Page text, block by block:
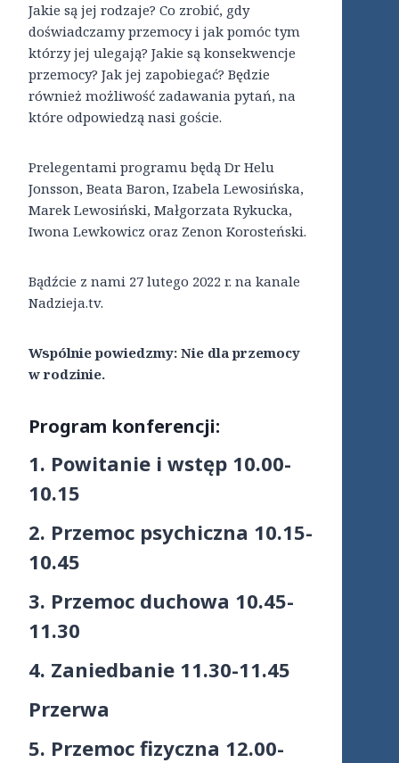
Jakie są jej rodzaje? Co zrobić, gdy
doświadczamy przemocy i jak pomóc tym
którzy jej ulegają? Jakie są konsekwencje
przemocy? Jak jej zapobiegać? Będzie
również możliwość zadawania pytań, na
które odpowiedzą nasi goście.
Prelegentami programu będą Dr Helu
Jonsson, Beata Baron, Izabela Lewosińska,
Marek Lewosiński, Małgorzata Rykucka,
Iwona Lewkowicz oraz Zenon Korosteński.
Bądźcie z nami 27 lutego 2022 r. na kanale
Nadzieja.tv.
Wspólnie powiedzmy: Nie dla przemocy
w rodzinie.
Program konferencji:
1. Powitanie i wstęp 10.00-
10.15
2. Przemoc psychiczna 10.15-
10.45
3. Przemoc duchowa 10.45-
11.30
4. Zaniedbanie 11.30-11.45
Przerwa
5. Przemoc fizyczna 12.00-